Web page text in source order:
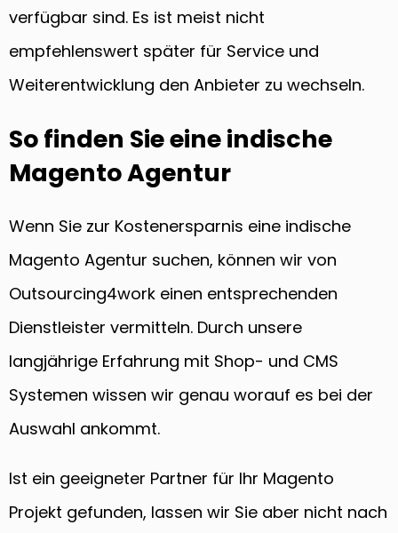
verfügbar sind. Es ist meist nicht
empfehlenswert später für Service und
Weiterentwicklung den Anbieter zu wechseln.
So finden Sie eine indische
Magento Agentur
Wenn Sie zur Kostenersparnis eine indische
Magento Agentur suchen, können wir von
Outsourcing4work einen entsprechenden
Dienstleister vermitteln. Durch unsere
langjährige Erfahrung mit Shop- und CMS
Systemen wissen wir genau worauf es bei der
Auswahl ankommt.
Ist ein geeigneter Partner für Ihr Magento
Projekt gefunden, lassen wir Sie aber nicht nach